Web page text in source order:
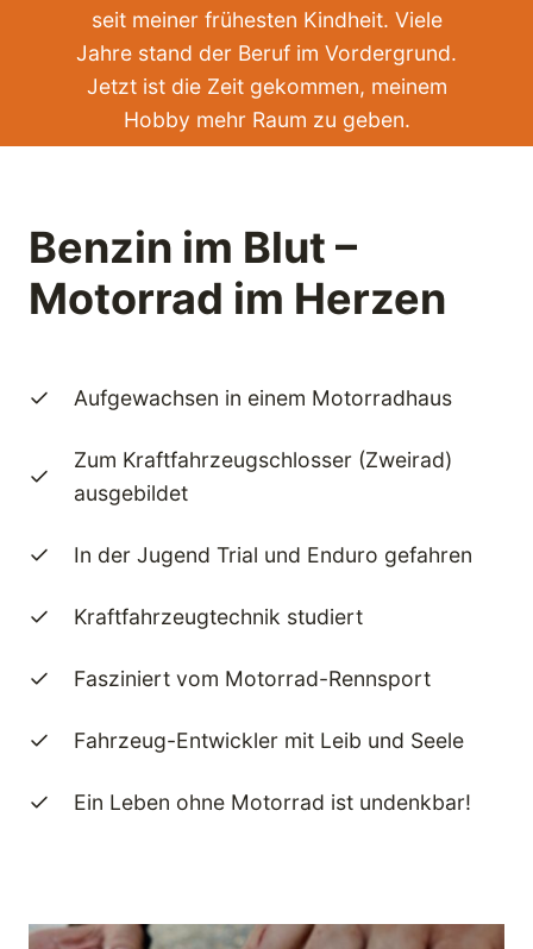
seit meiner frühesten Kindheit. Viele
Jahre stand der Beruf im Vordergrund.
Jetzt ist die Zeit gekommen, meinem
Hobby mehr Raum zu geben.
Benzin im Blut –
Motorrad im Herzen
Aufgewachsen in einem Motorradhaus
Zum Kraftfahrzeugschlosser (Zweirad)
ausgebildet
In der Jugend Trial und Enduro gefahren
Kraftfahrzeugtechnik studiert
Fasziniert vom Motorrad-Rennsport
Fahrzeug-Entwickler mit Leib und Seele
Ein Leben ohne Motorrad ist undenkbar!